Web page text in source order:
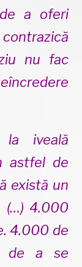
a oferi
nu fac
la iveală
astfel de
există un
(…) 4.000
4.000 de
de a se